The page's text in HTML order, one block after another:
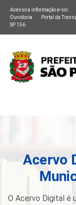
Acesso à informação e-sic
Ouvidoria
Portal da
SP 156
Acervo
O Acervo Digital é